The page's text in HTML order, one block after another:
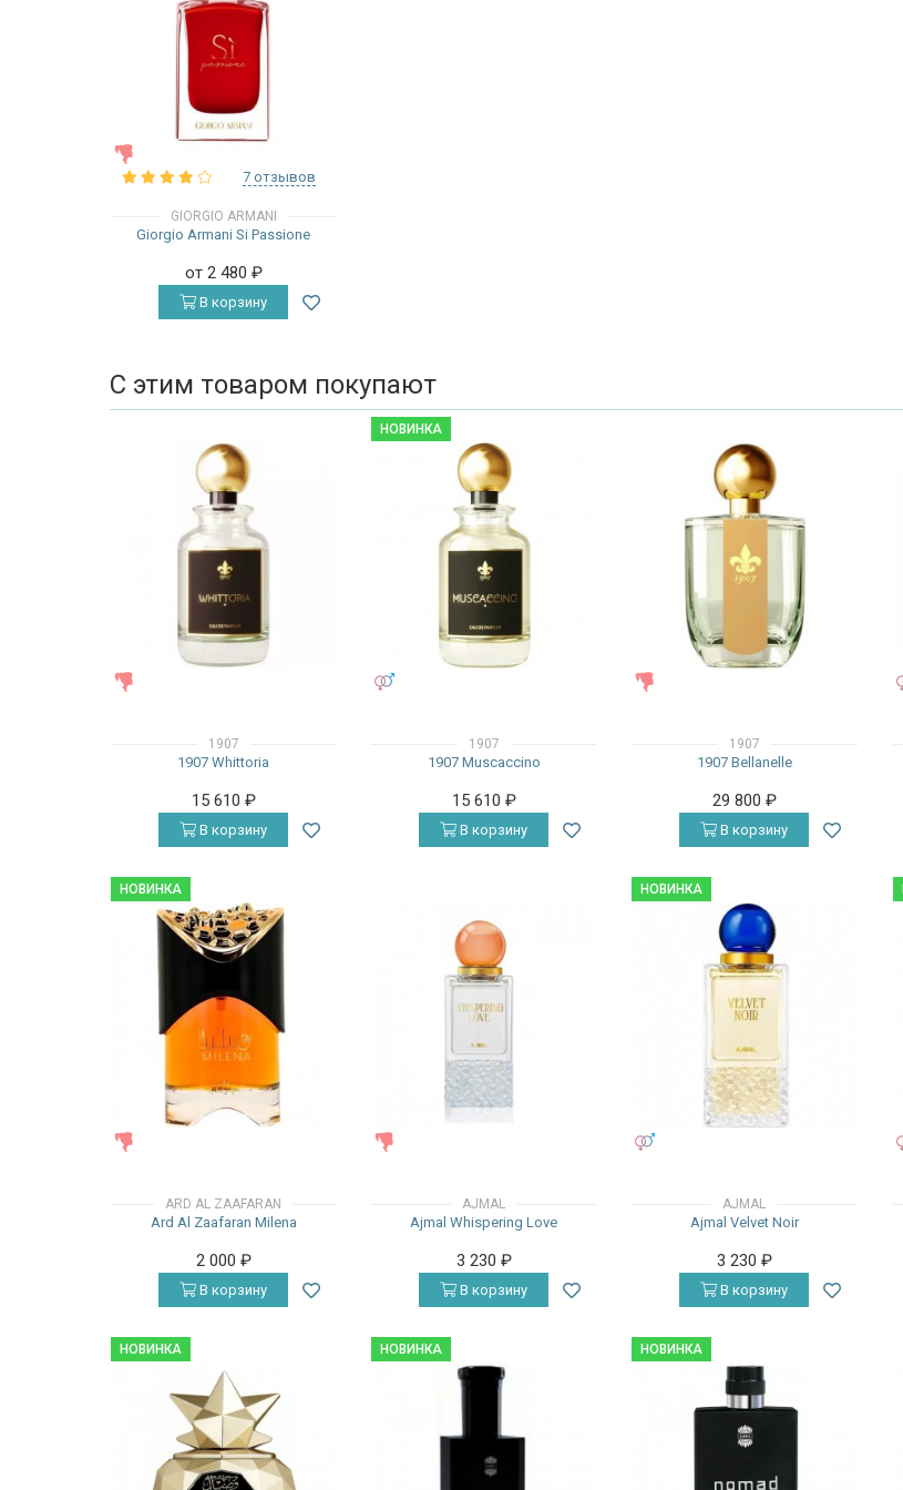
7 отзывов
GIORGIO ARMANI
Giorgio Armani Si Passione
от 2 480 ₽
В корзину
С этим товаром покупают
1907
1907 Whittoria
15 610 ₽
В корзину
НОВИНКА
1907
1907 Muscaccino
15 610 ₽
В корзину
1907
1907 Bellanelle
29 800 ₽
В корзину
НОВИНКА
ARD AL ZAAFARAN
Ard Al Zaafaran Milena
2 000 ₽
В корзину
AJMAL
Ajmal Whispering Love
3 230 ₽
В корзину
НОВИНКА
AJMAL
Ajmal Velvet Noir
3 230 ₽
В корзину
НОВИНКА НОВИНКА НОВИНКА